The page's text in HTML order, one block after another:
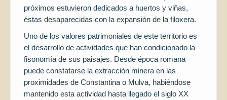
próximos estuvieron dedicados a huertos y viñas,
éstas desaparecidas con la expansión de la filoxera.
Uno de los valores patrimoniales de este territorio es
el desarrollo de actividades que han condicionado la
fisonomía de sus paisajes. Desde época romana
puede constatarse la extracción minera en las
proximidades de Constantina o Mulva, habiéndose
mantenido esta actividad hasta llegado el siglo XX